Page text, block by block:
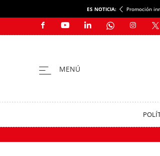
ES NOTICIA: Promoción